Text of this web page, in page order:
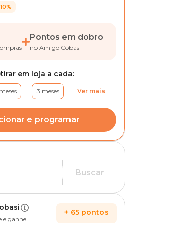
Pontos em dobro
no Amigo Cobasi
em loja a cada:
3 meses Ver mais
e programar
Buscar
e ganhe
+ 65 pontos